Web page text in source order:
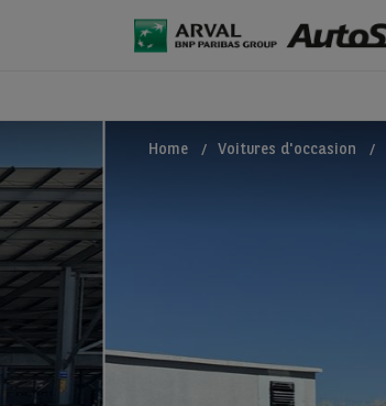
Home Voitures d'occasion